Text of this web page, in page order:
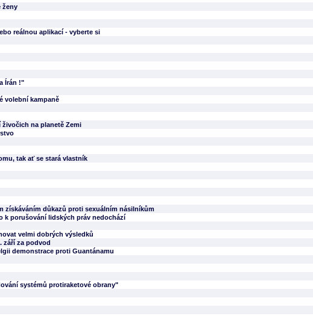
ženy
reálnou aplikací - vyberte si
Írán !"
volební kampaně
na planetě Zemi
tak ať se stará vlastník
získáváním důkazů proti sexuálním násilníkům
k porušování lidských práv nedochází
velmi dobrých výsledků
září za podvod
demonstrace proti Guantánamu
systémů protiraketové obrany"